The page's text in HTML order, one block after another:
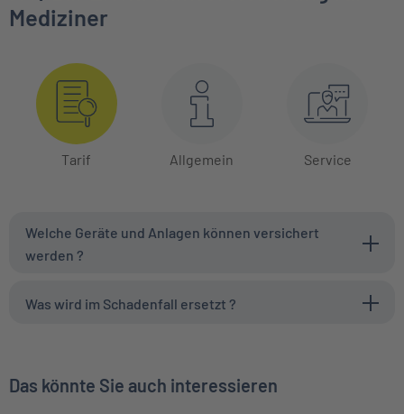
Mediziner
Tarif Allgemein Service
Welche Geräte und Anlagen können versichert
werden ?
Was wird im Schadenfall ersetzt ?
Das könnte Sie auch interessieren